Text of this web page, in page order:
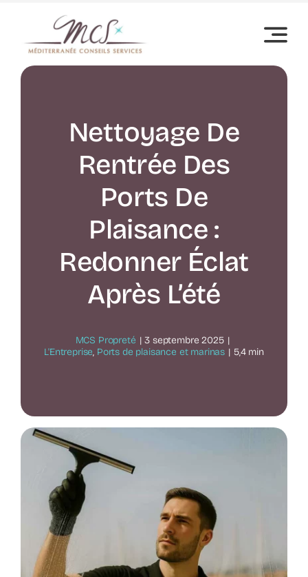
contenu
Nettoyage De
Rentrée Des
Ports De
Plaisance :
Redonner Éclat
Après L’été
MCS Propreté | 3 septembre 2025 |
L'Entreprise, Ports de plaisance et marinas | 5,4 min